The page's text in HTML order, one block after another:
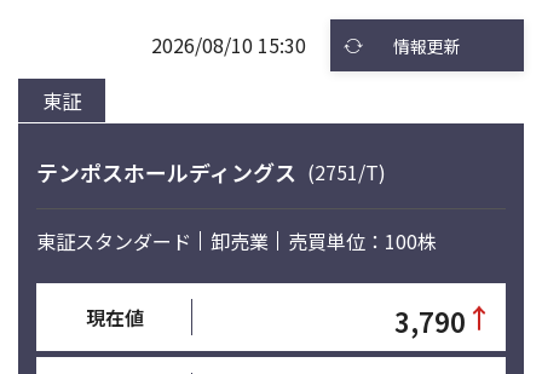
東証
2026/08/10 15:30 情報更新
テンポスホールディングス (2751/T)
東証スタンダード 卸売業 売買単位：100株
現在値 3,790 ↑